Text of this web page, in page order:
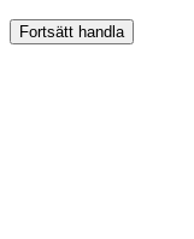
Fortsätt handla